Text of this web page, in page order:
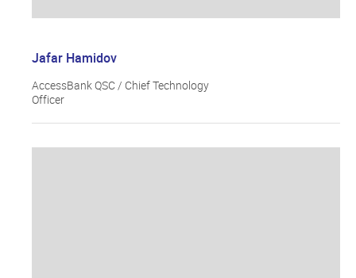
Jafar Hamidov
AccessBank QSC / Chief Technology
Officer